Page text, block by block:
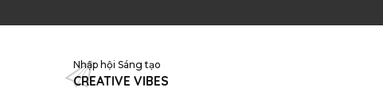
Nhập hội Sáng tạo
CREATIVE VIBES